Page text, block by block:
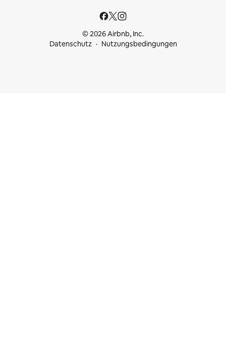
© 2026 Airbnb, Inc.
Datenschutz
Nutzungsbedingungen